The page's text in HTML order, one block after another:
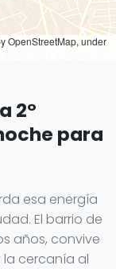
OpenStreetMap, under
2°
para
esa energía
El barrio de
años, convive
cercanía al